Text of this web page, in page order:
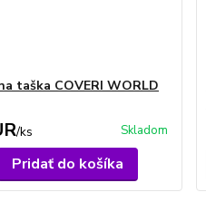
taška COVERI WORLD
/ks Skladom
Pridať do košíka